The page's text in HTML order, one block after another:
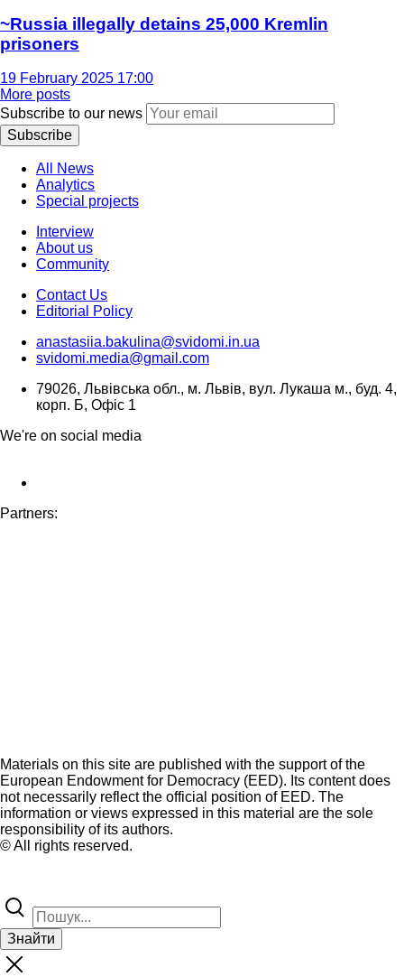
~Russia illegally detains 25,000 Kremlin
prisoners
19 February 2025 17:00
More posts
Subscribe to our news
Subscribe
All News
Analytics
Special projects
Interview
About us
Community
Contact Us
Editorial Policy
anastasiia.bakulina@svidomi.in.ua
svidomi.media@gmail.com
79026, Львівська обл., м. Львів, вул. Лукаша м., буд. 4,
корп. Б, Офіс 1
We're on social media
Partners:
Materials on this site are published with the support of the
European Endowment for Democracy (EED). Its content does
not necessarily reflect the official position of EED. The
information or views expressed in this material are the sole
responsibility of its authors.
© All rights reserved.
Знайти